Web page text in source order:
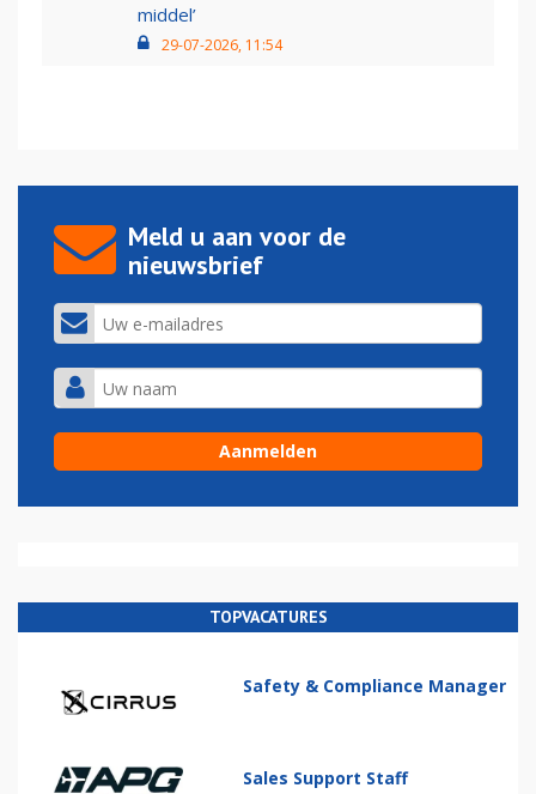
middel’
29-07-2026, 11:54
Meld u aan voor de
nieuwsbrief
TOPVACATURES
Safety & Compliance Manager
Sales Support Staff